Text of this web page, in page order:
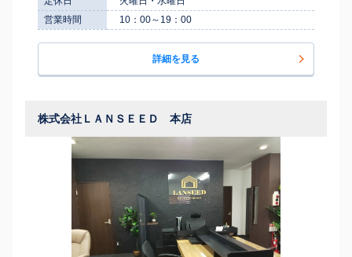
営業時間
10：00～19：00
詳細を見る
株式会社ＬＡＮＳＥＥＤ 本店